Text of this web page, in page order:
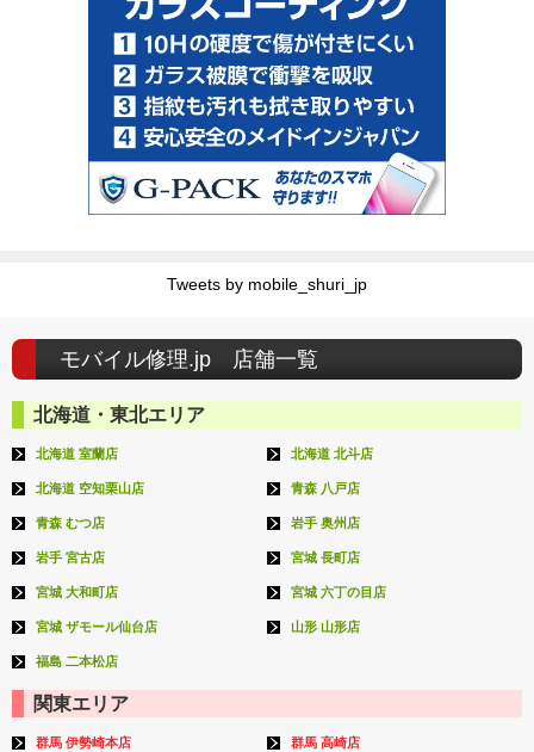
Tweets by mobile_shuri_jp
モバイル修理.jp 店舗一覧
北海道・東北エリア
北海道 室蘭店 北海道 北斗店
北海道 空知栗山店 青森 八戸店
青森 むつ店 岩手 奥州店
岩手 宮古店 宮城 長町店
宮城 大和町店 宮城 六丁の目店
宮城 ザモール仙台店 山形 山形店
福島 二本松店
関東エリア
群馬 伊勢崎本店 群馬 高崎店